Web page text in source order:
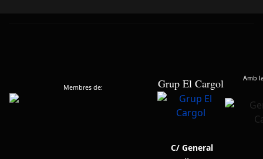
Membres de: Grup El Cargol Amb
C/ General